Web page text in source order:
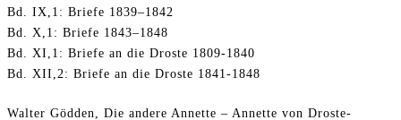
Bd. IX,1: Briefe 1839–1842
Bd. X,1: Briefe 1843–1848
Bd. XI,1: Briefe an die Droste 1809-1840
Bd. XII,2: Briefe an die Droste 1841-1848
Walter Gödden, Die andere Annette – Annette von Droste-